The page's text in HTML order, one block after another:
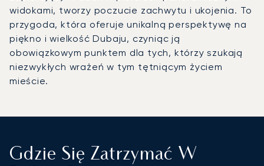
widokami, tworzy poczucie zachwytu i ukojenia. To
przygoda, która oferuje unikalną perspektywę na
piękno i wielkość Dubaju, czyniąc ją
obowiązkowym punktem dla tych, którzy szukają
niezwykłych wrażeń w tym tętniącym życiem
mieście.
Gdzie Się Zatrzymać W